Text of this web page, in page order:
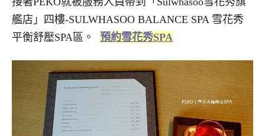
艦店」四樓-SULWHASOO BALANCE SPA 雪花秀
平衡舒壓SPA區。 預約雪花秀SPA